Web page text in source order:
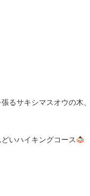
るサキシマスオウの木
いハイキングコース